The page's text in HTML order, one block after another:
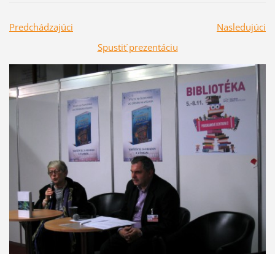
Predchádzajúci
Nasledujúci
Spustiť prezentáciu